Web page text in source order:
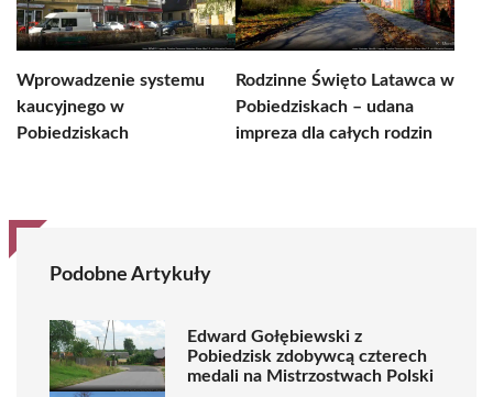
Wprowadzenie systemu
kaucyjnego w
Pobiedziskach
Rodzinne Święto Latawca w
Pobiedziskach – udana
impreza dla całych rodzin
Podobne Artykuły
Edward Gołębiewski z
Pobiedzisk zdobywcą czterech
medali na Mistrzostwach Polski